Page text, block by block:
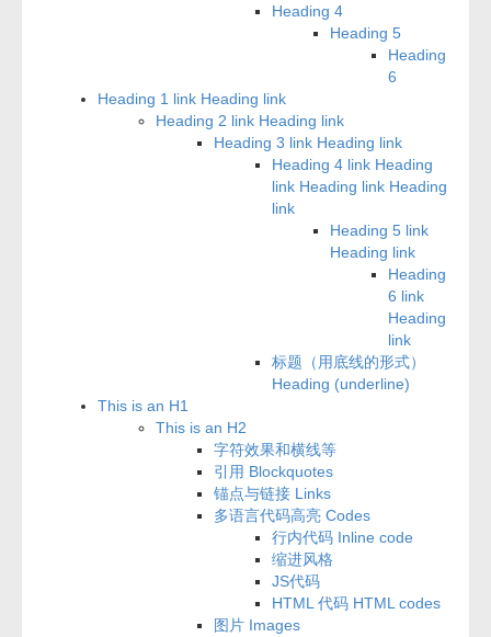
Heading 4
Heading 5
Heading
6
Heading 1 link Heading link
Heading 2 link Heading link
Heading 3 link Heading link
Heading 4 link Heading
link Heading link Heading
link
Heading 5 link
Heading link
Heading
6 link
Heading
link
标题（用底线的形式）
Heading (underline)
This is an H1
This is an H2
字符效果和横线等
引用 Blockquotes
锚点与链接 Links
多语言代码高亮 Codes
行内代码 Inline code
缩进风格
JS代码
HTML 代码 HTML codes
图片 Images